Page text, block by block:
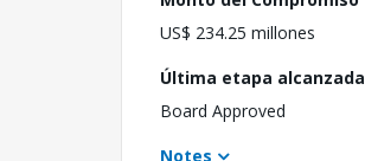
US$ 234.25 millones
Última etapa alcanzada
Board Approved
Notes